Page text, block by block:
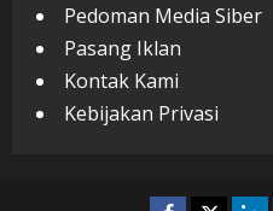
Pedoman Media Siber
Pasang Iklan
Kontak Kami
Kebijakan Privasi